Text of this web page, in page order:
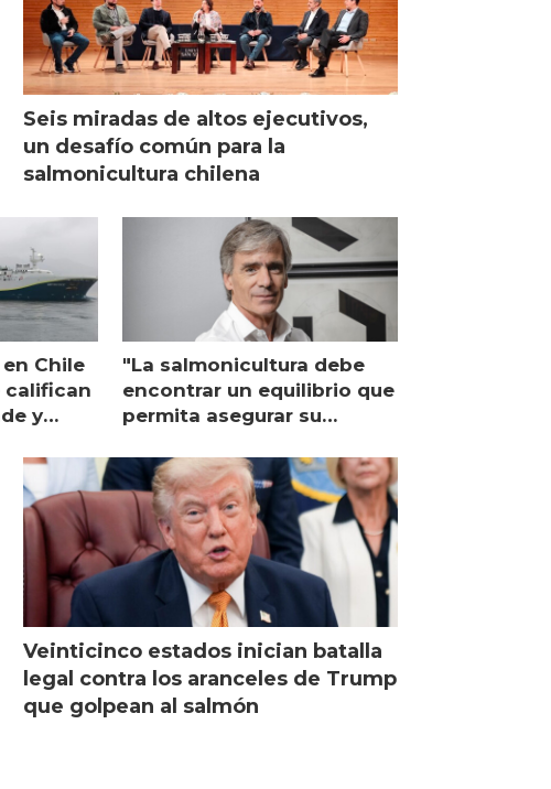
Seis miradas de altos ejecutivos,
un desafío común para la
salmonicultura chilena
Chile
califican
y
"La salmonicultura debe
encontrar un equilibrio que
permita asegurar su
Veinticinco estados inician batalla
legal contra los aranceles de Trump
que golpean al salmón